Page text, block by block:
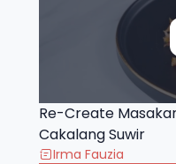
Re-Create
Cakalang Suwir
Irma Fauzia